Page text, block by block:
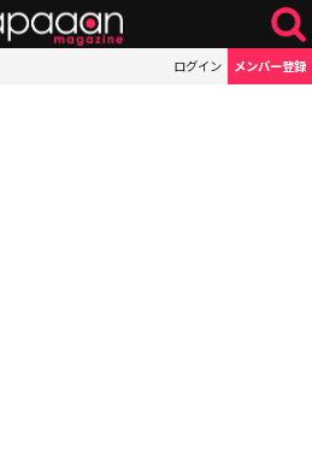
ログイン メンバー登録